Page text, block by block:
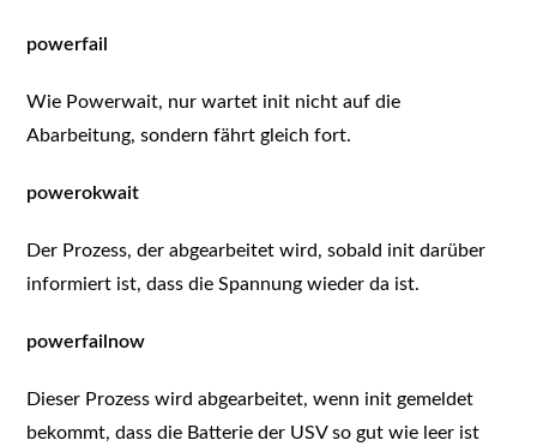
powerfail
Wie Powerwait, nur wartet init nicht auf die
Abarbeitung, sondern fährt gleich fort.
powerokwait
Der Prozess, der abgearbeitet wird, sobald init darüber
informiert ist, dass die Spannung wieder da ist.
powerfailnow
Dieser Prozess wird abgearbeitet, wenn init gemeldet
bekommt, dass die Batterie der USV so gut wie leer ist